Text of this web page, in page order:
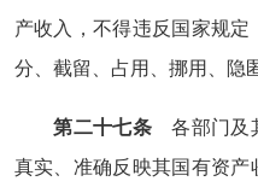
产收入，不得违反国家规
分、截留、占用、挪用、隐
第二十七条 各部门及
真实、准确反映其国有资